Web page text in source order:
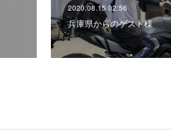
2020.08.15 02:56
兵庫県からのゲスト様‬